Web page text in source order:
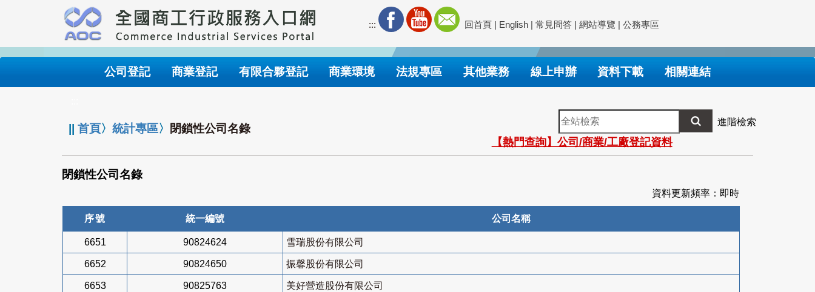
要
內
::: 回首頁 | English | 常見問答 | 網站導覽 | 公務專區
公司登記 商業登記 有限合夥登記 商業環境 法規專區 其他業務 線上申辦 資料下載 相關連結
||首頁〉統計專區〉 閉鎖性公司名錄
全
站
檢
索
進階檢索
【熱門查詢】公司/商業/工廠登記資料
閉鎖性公司名錄
資料更新頻率：即時
序號 統一編號 公司名稱
6651 90824624 雪瑞股份有限公司
6652 90824650 振馨股份有限公司
6653 90825763 美好營造股份有限公司